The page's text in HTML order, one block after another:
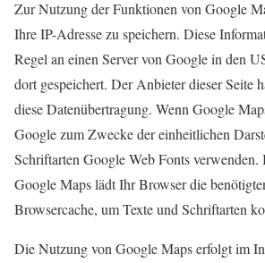
Zur Nutzung der Funktionen von Google
Ihre IP-Adresse zu speichern. Diese
Regel an einen Server von Google in den
dort gespeichert. Der Anbieter dieser Seite
diese Datenübertragung. Wenn Google
Google zum Zwecke der einheitlichen
Schriftarten Google Web Fonts
Google Maps lädt Ihr Browser die
Browsercache, um Texte und Schriftarten
Die Nutzung von Google Maps erfolgt im